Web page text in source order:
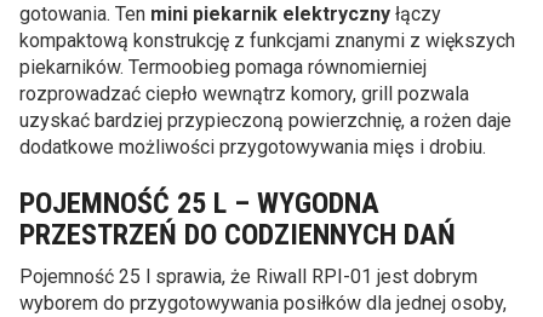
gotowania. Ten mini piekarnik elektryczny łączy
kompaktową konstrukcję z funkcjami znanymi z większych
piekarników. Termoobieg pomaga równomierniej
rozprowadzać ciepło wewnątrz komory, grill pozwala
uzyskać bardziej przypieczoną powierzchnię, a rożen daje
dodatkowe możliwości przygotowywania mięs i drobiu.
POJEMNOŚĆ 25 L – WYGODNA
PRZESTRZEŃ DO CODZIENNYCH DAŃ
Pojemność 25 l sprawia, że Riwall RPI-01 jest dobrym
wyborem do przygotowywania posiłków dla jednej osoby,